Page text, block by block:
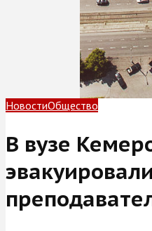
НовостиОбщество
В вузе